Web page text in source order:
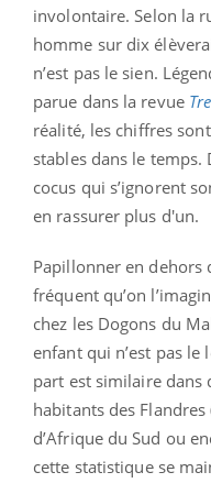
involontaire. Selon la
homme sur dix
n’est pas le sien.
parue dans la revue
réalité, les chiffres
stables dans le temps.
cocus qui s’ignorent
en rassurer plus d'un.
Papillonner en dehors
fréquent qu’on
chez les Dogons du
enfant qui n’est pas
part est similaire dans
habitants des
d’Afrique du Sud ou
cette statistique se